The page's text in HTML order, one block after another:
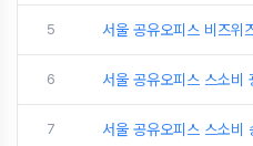
5 서울 공유오피스 비즈위
6 서울 공유오피스 스소비
7 서울 공유오피스 스소비